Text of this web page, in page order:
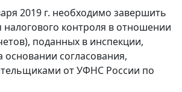
2019 г. необходимо завершить
налогового контроля в отношении
поданных в инспекции,
согласования,
от УФНС России по